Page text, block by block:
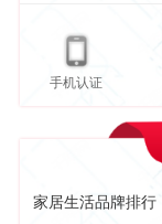
手机认证
家居生活品牌排行